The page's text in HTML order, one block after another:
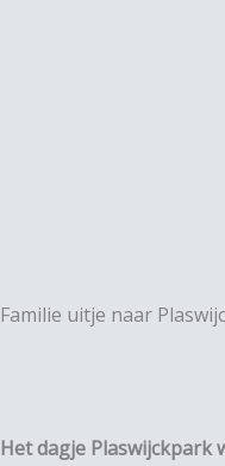
Familie uitje naar
Het dagje Plaswijckpark